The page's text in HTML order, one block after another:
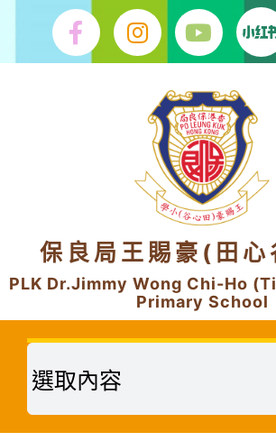
content
保良局王賜豪(田心
PLK Dr.Jimmy Wong Chi-Ho
Primary School